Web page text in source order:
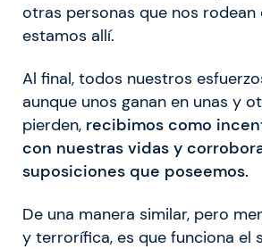
otras personas que nos rodean
estamos allí.
Al final, todos nuestros
aunque unos ganan en unas y
pierden, recibimos como
con nuestras vidas y
suposiciones que poseemos.
De una manera similar, pero
y terrorífica, es que funciona el